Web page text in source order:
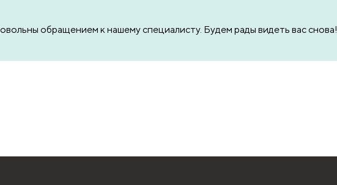
обращением к нашему специалисту. Будем рады видеть вас снова!